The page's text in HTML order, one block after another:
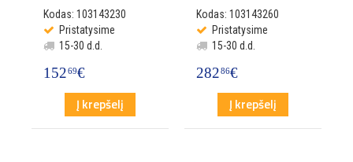
Kodas: 103143230
Pristatysime
15-30 d.d.
15269€
Į krepšelį
Kodas: 103143260
Pristatysime
15-30 d.d.
28286€
Į krepšelį